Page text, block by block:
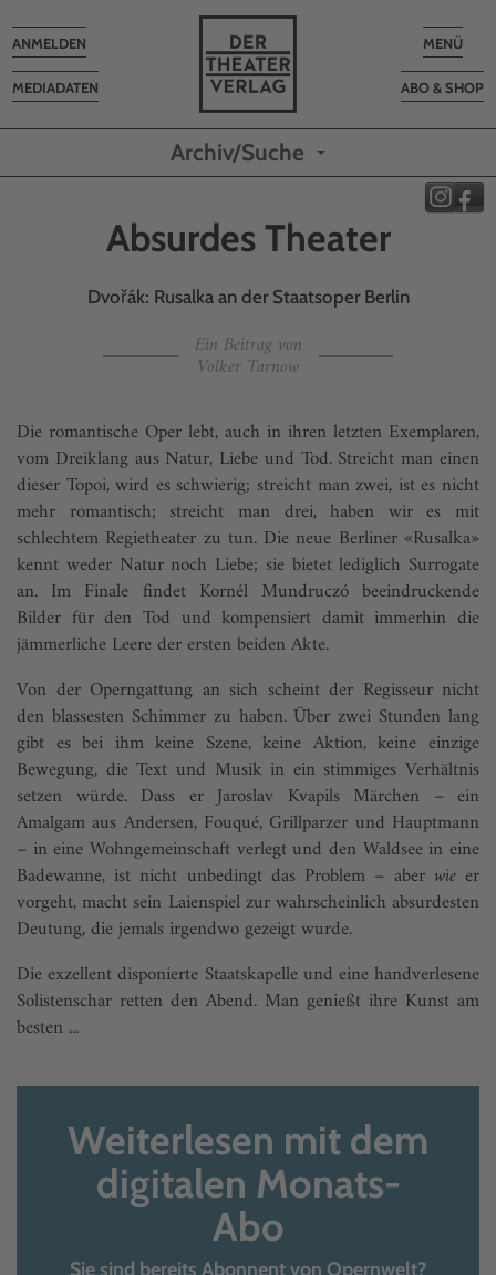
Toggle
MENÜ
ABO & SHOP
MEDIADATEN
Toggle
navigation
ANMELDEN
Archiv/Suche
Absurdes Theater
Dvořák: Rusalka an der Staatsoper Berlin
Ein Beitrag von
Volker Tarnow
Die romantische Oper lebt, auch in ihren letzten Exemplaren,
vom Dreiklang aus Natur, Liebe und Tod. Streicht man einen
dieser Topoi, wird es schwierig; streicht man zwei, ist es nicht
mehr romantisch; streicht man drei, haben wir es mit
schlechtem Regietheater zu tun. Die neue Berliner «Rusalka»
kennt weder Natur noch Liebe; sie bietet lediglich Surrogate
an. Im Finale findet Kornél Mundruczó beeindruckende
Bilder für den Tod und kompensiert damit immerhin die
jämmerliche Leere der ersten beiden Akte.
Von der Operngattung an sich scheint der Regisseur nicht
den blassesten Schimmer zu haben. Über zwei Stunden lang
gibt es bei ihm keine Szene, keine Aktion, keine einzige
Bewegung, die Text und Musik in ein stimmiges Verhältnis
setzen würde. Dass er Jaroslav Kvapils Märchen – ein
Amalgam aus Andersen, Fouqué, Grillparzer und Hauptmann
– in eine Wohngemeinschaft verlegt und den Waldsee in eine
Badewanne, ist nicht unbedingt das Problem – aber wieer
vorgeht, macht sein Laienspiel zur wahrscheinlich absurdesten
Deutung, die jemals irgendwo gezeigt wurde.
Die exzellent disponierte Staatskapelle und eine handverlesene
Solistenschar retten den Abend. Man genießt ihre Kunst am
besten ...
Weiterlesen mit dem
digitalen Monats-
Abo
Sie sind bereits Abonnent von Opernwelt?